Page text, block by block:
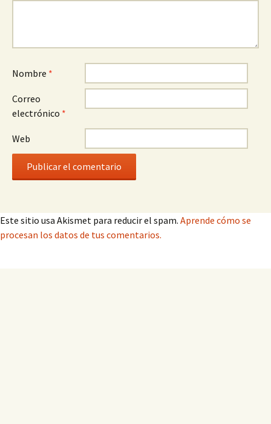
Nombre *
Correo
electrónico *
Web
Este sitio usa Akismet para reducir el spam. Aprende cómo se
procesan los datos de tus comentarios.